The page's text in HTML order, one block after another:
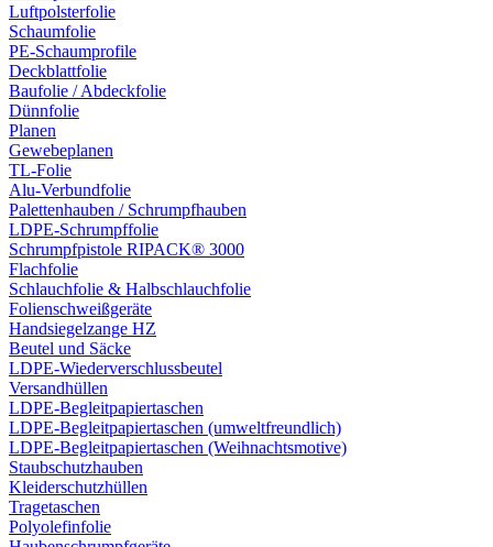
Luftpolsterfolie
Schaumfolie
PE-Schaumprofile
Deckblattfolie
Baufolie / Abdeckfolie
Dünnfolie
Planen
Gewebeplanen
TL-Folie
Alu-Verbundfolie
Palettenhauben / Schrumpfhauben
LDPE-Schrumpffolie
Schrumpfpistole RIPACK® 3000
Flachfolie
Schlauchfolie & Halbschlauchfolie
Folienschweißgeräte
Handsiegelzange HZ
Beutel und Säcke
LDPE-Wiederverschlussbeutel
Versandhüllen
LDPE-Begleitpapiertaschen
LDPE-Begleitpapiertaschen (umweltfreundlich)
LDPE-Begleitpapiertaschen (Weihnachtsmotive)
Staubschutzhauben
Kleiderschutzhüllen
Tragetaschen
Polyolefinfolie